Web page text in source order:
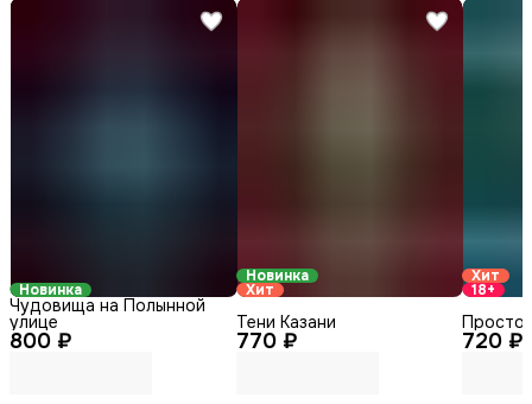
Новинка
800 ₽
Чудовища на Полынной
улице
Новинка
Хит
770 ₽
Тени Казани
Хит
18+
720 ₽
Просто